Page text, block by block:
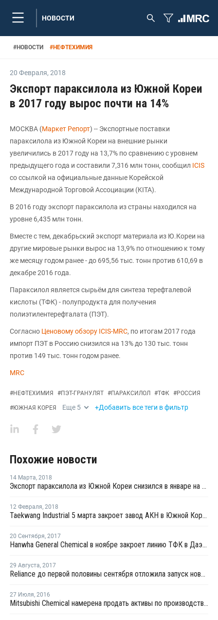
НОВОСТИ
#НОВОСТИ #НЕФТЕХИМИЯ
20 Февраля, 2018
Экспорт параксилола из Южной Кореи
в 2017 году вырос почти на 14%
МОСКВА (Маркет Репорт) -- Экспортные поставки
параксилола из Южной Кореи на внешние рынки
увеличились в 2017 году на 13,7% по сравнению с уровнем
предыдущего года и составили 7,316 млн тонн, сообщил ICIS
со ссылкой на официальные данные Корейской
Международной Торговой Ассоциации (KITA).
В 2016 году экспорт параксилола из страны находился на
уровне 6,435 млн тонн.
Вместе с тем, декабрьский экспорт материала из Ю.Кореи на
другие мировые рынки вырос на 13,9% по отношению к тому
же месяцу годом ранее - до 695,56 тыс. тонн против 610,69 в
декабре 2016 года.
Параксилол является сырьём для синтеза терефталевой
кислоты (ТФК) - полупродукта для получения
полиэтилентерефталата (ПЭТ).
Согласно Ценовому обзору ICIS-MRC, по итогам 2017 года
импорт ПЭТ в Россию снизился на 13% до 130 тыс. тонн
против 149 тыс. тонн годом ранее.
MRC
#НЕФТЕХИМИЯ #ПЭТ-ГРАНУЛЯТ #ПАРАКСИЛОЛ #ТФК #РОССИЯ
#ЮЖНАЯ КОРЕЯ Еще 5 +Добавить все теги в фильтр
Похожие новости
14 Марта, 2018
Экспорт параксилола из Южной Кореи снизился в январе на 11,4%
12 Февраля, 2018
Taekwang Industrial 5 марта закроет завод АКН в Южной Корее на профилактику
20 Сентября, 2017
Hanwha General Chemical в ноябре закроет линию ТФК в Даэсане
29 Августа, 2017
Reliance до первой половины сентября отложила запуск нового завода МЭГ в Джамнагаре
27 Июля, 2016
Mitsubishi Chemical намерена продать активы по производству ТФК в Китае и Индии